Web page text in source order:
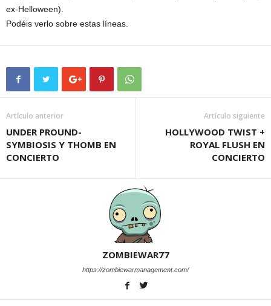
ex-Helloween).
Podéis verlo sobre estas líneas.
Artículo anterior
UNDER PROUND-
SYMBIOSIS Y THOMB EN
CONCIERTO
Artículo siguiente
HOLLYWOOD TWIST +
ROYAL FLUSH EN
CONCIERTO
ZOMBIEWAR77
https://zombiewarmanagement.com/